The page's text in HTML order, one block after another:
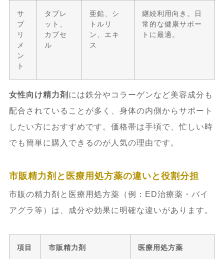
サ
プ
リ
メ
ン
ト
タブレ
ット、
カプセ
ル
亜鉛、シ
トルリ
ン、エキ
ス
継続利用向き。日
常的な健康サポー
トに最適。
女性向け精力剤 には鉄分やコラーゲンなど美容成分も
配合されていることが多く、身体の内側からサポート
したい方におすすめです。価格帯は手頃で、忙しい時
でも簡単に購入できるのが人気の理由です。
市販精力剤と医療用処方薬の違いと役割分担
市販の精力剤と医療用処方薬（例：ED治療薬・バイ
アグラ等）は、成分や効果に明確な違いがあります。
項目 市販精力剤 医療用処方薬